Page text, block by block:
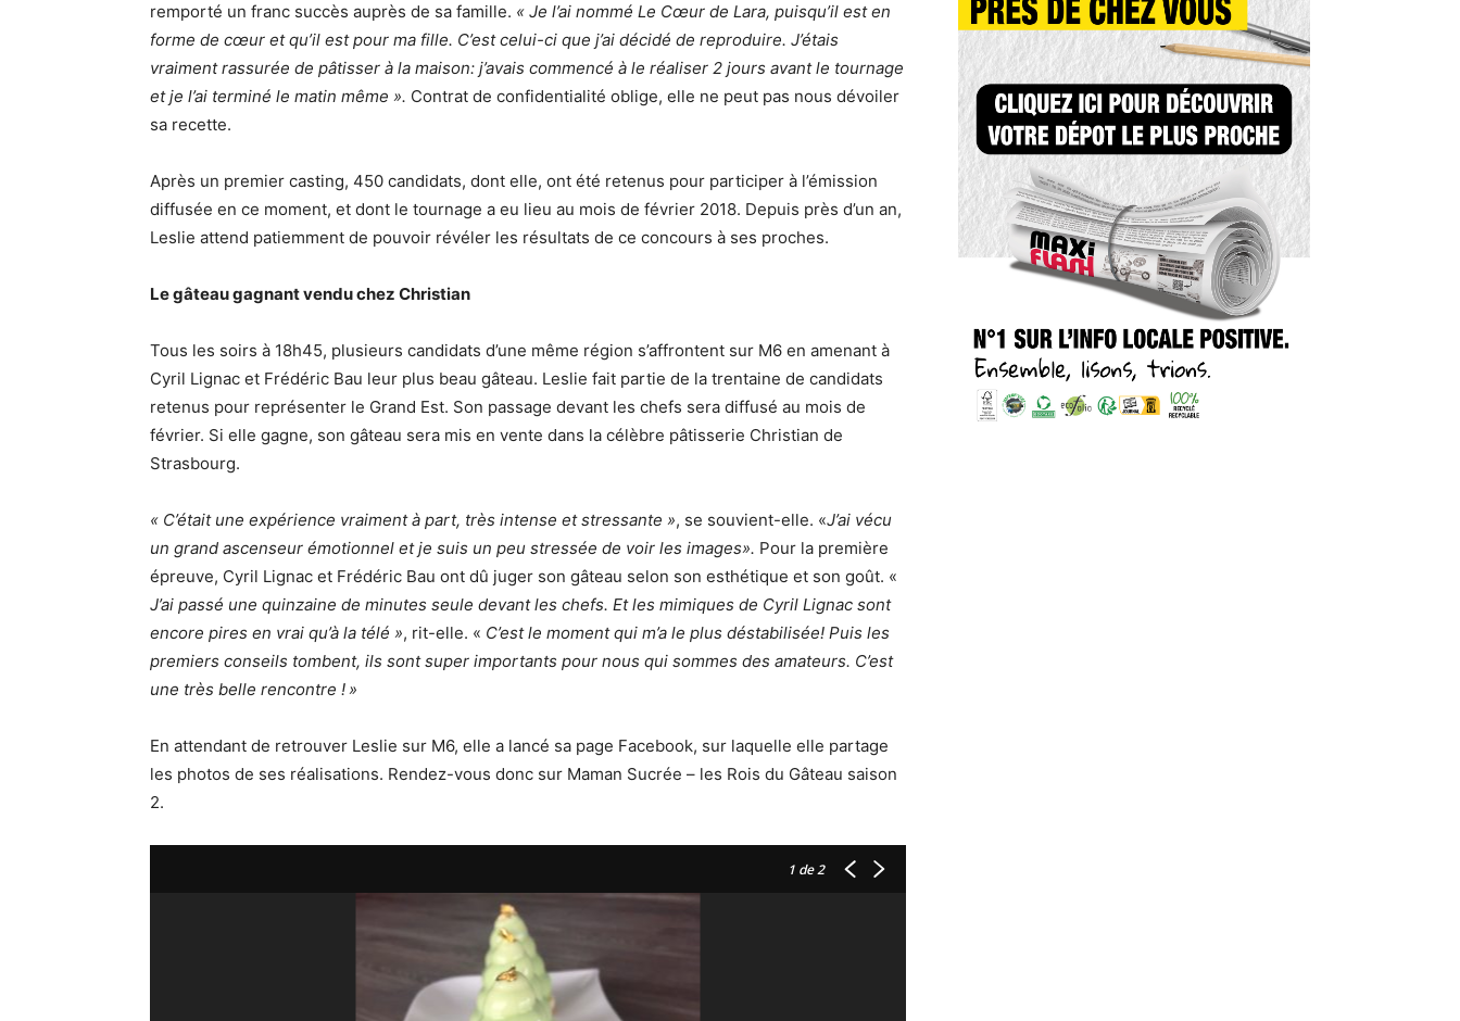
remporté un franc succès auprès de sa famille. « Je l’ai nommé Le Cœur de Lara, puisqu’il est en
forme de cœur et qu’il est pour ma fille. C’est celui-ci que j’ai décidé de reproduire. J’étais
vraiment rassurée de pâtisser à la maison: j’avais commencé à le réaliser 2 jours avant le tournage
et je l’ai terminé le matin même ». Contrat de confidentialité oblige, elle ne peut pas nous dévoiler
sa recette.
Après un premier casting, 450 candidats, dont elle, ont été retenus pour participer à l’émission
diffusée en ce moment, et dont le tournage a eu lieu au mois de février 2018. Depuis près d’un an,
Leslie attend patiemment de pouvoir révéler les résultats de ce concours à ses proches.
Le gâteau gagnant vendu chez Christian
Tous les soirs à 18h45, plusieurs candidats d’une même région s’affrontent sur M6 en amenant à
Cyril Lignac et Frédéric Bau leur plus beau gâteau. Leslie fait partie de la trentaine de candidats
retenus pour représenter le Grand Est. Son passage devant les chefs sera diffusé au mois de
février. Si elle gagne, son gâteau sera mis en vente dans la célèbre pâtisserie Christian de
Strasbourg.
« C’était une expérience vraiment à part, très intense et stressante », se souvient-elle. «J’ai vécu
un grand ascenseur émotionnel et je suis un peu stressée de voir les images». Pour la première
épreuve, Cyril Lignac et Frédéric Bau ont dû juger son gâteau selon son esthétique et son goût. «
J’ai passé une quinzaine de minutes seule devant les chefs. Et les mimiques de Cyril Lignac sont
encore pires en vrai qu’à la télé », rit-elle. « C’est le moment qui m’a le plus déstabilisée! Puis les
premiers conseils tombent, ils sont super importants pour nous qui sommes des amateurs. C’est
une très belle rencontre ! »
En attendant de retrouver Leslie sur M6, elle a lancé sa page Facebook, sur laquelle elle partage
les photos de ses réalisations. Rendez-vous donc sur Maman Sucrée – les Rois du Gâteau saison
2.
1 de 2